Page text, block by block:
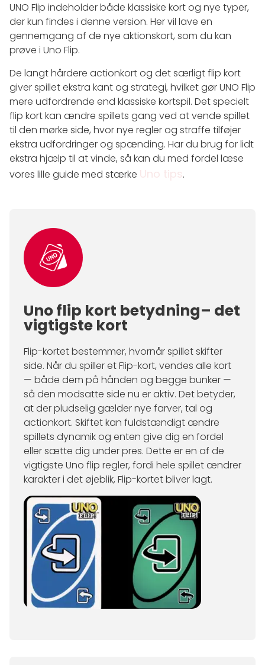
UNO Flip indeholder både klassiske kort og nye typer,
der kun findes i denne version. Her vil lave en
gennemgang af de nye aktionskort, som du kan
prøve i Uno Flip.
De langt hårdere actionkort og det særligt flip kort
giver spillet ekstra kant og strategi, hvilket gør UNO Flip
mere udfordrende end klassiske kortspil. Det specielt
flip kort kan ændre spillets gang ved at vende spillet
til den mørke side, hvor nye regler og straffe tilføjer
ekstra udfordringer og spænding. Har du brug for lidt
ekstra hjælp til at vinde, så kan du med fordel læse
vores lille guide med stærke Uno tips.
Uno flip kort betydning– det
vigtigste kort
Flip-kortet bestemmer, hvornår spillet skifter
side. Når du spiller et Flip-kort, vendes alle kort
— både dem på hånden og begge bunker —
så den modsatte side nu er aktiv. Det betyder,
at der pludselig gælder nye farver, tal og
actionkort. Skiftet kan fuldstændigt ændre
spillets dynamik og enten give dig en fordel
eller sætte dig under pres. Dette er en af de
vigtigste Uno flip regler, fordi hele spillet ændrer
karakter i det øjeblik, Flip-kortet bliver lagt.